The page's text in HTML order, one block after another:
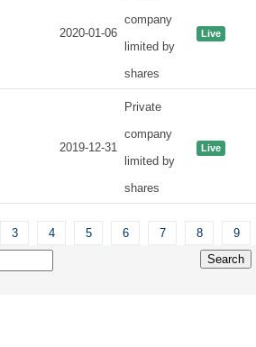
2020-01-06
company
limited by
shares
Live
2019-12-31
Private
company
limited by
shares
Live
3 4 5 6 7 8 9